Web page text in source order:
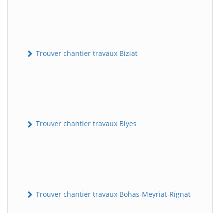
Trouver chantier travaux Biziat
Trouver chantier travaux Blyes
Trouver chantier travaux Bohas-Meyriat-Rignat